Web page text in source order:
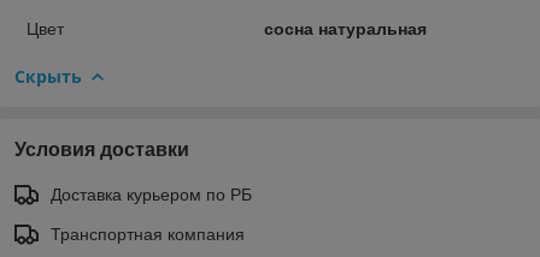
Цвет сосна натуральная
Скрыть
Условия доставки
Доставка курьером по РБ
Транспортная компания